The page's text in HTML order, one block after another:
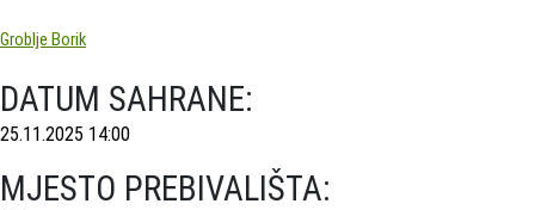
Groblje Borik
DATUM SAHRANE:
25.11.2025 14:00
MJESTO PREBIVALIŠTA: